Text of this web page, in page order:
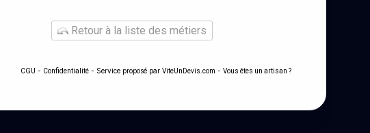
Retour à la liste des métiers
CGU - Confidentialité - Service proposé par ViteUnDevis.com - Vous êtes un artisan ?